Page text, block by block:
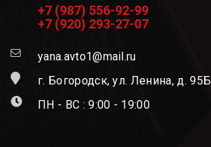
+7 (987) 556-92-99
+7 (920) 293-27-07
yana.avto1@mail.ru
г. Богородск, ул. Ленина, д. 95Б
ПН - ВС : 9:00 - 19:00